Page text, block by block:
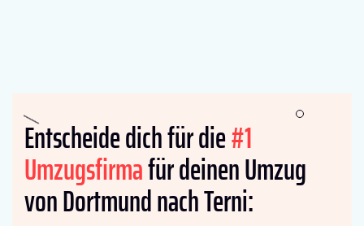
Entscheide dich für die#1
Umzugsfirmafür deinen Umzug
von Dortmund nach Terni: